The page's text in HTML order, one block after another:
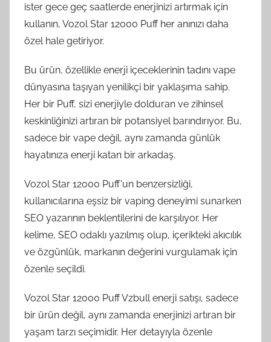
ister gece geç saatlerde enerjinizi artırmak için
kullanın, Vozol Star 12000 Puff her anınızı daha
özel hale getiriyor.
Bu ürün, özellikle enerji içeceklerinin tadını vape
dünyasına taşıyan yenilikçi bir yaklaşıma sahip.
Her bir Puff, sizi enerjiyle dolduran ve zihinsel
keskinliğinizi artıran bir potansiyel barındırıyor. Bu,
sadece bir vape değil, aynı zamanda günlük
hayatınıza enerji katan bir arkadaş.
Vozol Star 12000 Puff'un benzersizliği,
kullanıcılarına eşsiz bir vaping deneyimi sunarken
SEO yazarının beklentilerini de karşılıyor. Her
kelime, SEO odaklı yazılmış olup, içerikteki akıcılık
ve özgünlük, markanın değerini vurgulamak için
özenle seçildi.
Vozol Star 12000 Puff Vzbull enerji satışı, sadece
bir ürün değil, aynı zamanda enerjinizi artıran bir
yaşam tarzı seçimidir. Her detayıyla özenle